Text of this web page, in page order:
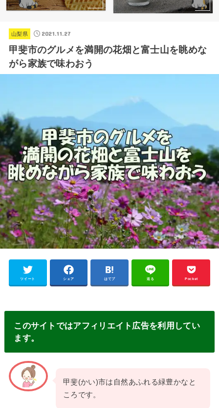
山梨県 2021.11.27
甲斐市のグルメを満開の花畑と富士山を眺めな
がら家族で味わおう
ツイート シェア はてブ 送る Pocket
このサイトではアフィリエイト広告を利用してい
ます。
甲斐(かい)市は自然あふれる緑豊かなと
ころです。